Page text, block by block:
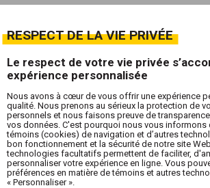
RESPECT DE LA VIE PRIVÉE
Le respect de votre vie privée
expérience personnalisée
Nous avons à cœur de vous offrir une expérience
qualité. Nous prenons au sérieux la protection de
personnels et nous faisons preuve de
vos données. C'est pourquoi nous vous
témoins (cookies) de navigation et d’autres
bon fonctionnement et la sécurité de notre site
technologies facultatifs permettent de faciliter,
personnaliser votre expérience en ligne. Vous
préférences en matière de témoins et autres
« Personnaliser ».